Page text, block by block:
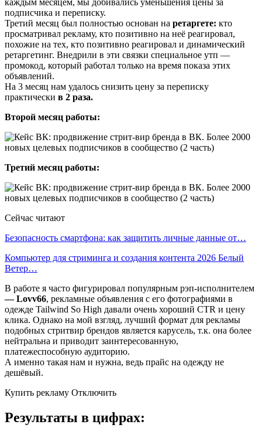
подписчика и переписку.
Третий месяц был полностью основан на ретаргете: кто
просматривал рекламу, кто позитивно на неё реагировал,
похожие на тех, кто позитивно реагировал и динамический
ретаргетинг. Внедрили в эти связки специальное утп —
промокод, который работал только на время показа этих
объявлений.
На 3 месяц нам удалось снизить цену за переписку
практически в 2 раза.
Второй месяц работы:
Третий месяц работы:
Сейчас читают
Безопасность смартфона: как защитить личные данные от…
Компьютер для стриминга и создания контента 2026 Белый
Ветер…
В работе я часто фигурировал популярным рэп-исполнителем
— Lovv66, рекламные объявления с его фотографиями в
одежде Tailwind So High давали очень хороший CTR и цену
клика. Однако на мой взгляд, лучший формат для рекламы
подобных стритвир брендов является карусель, т.к. она более
нейтральна и приводит заинтересованную,
платежеспособную аудиторию.
А именно такая нам и нужна, ведь прайс на одежду не
дешёвый.
Купить рекламу Отключить
Результаты в цифрах: